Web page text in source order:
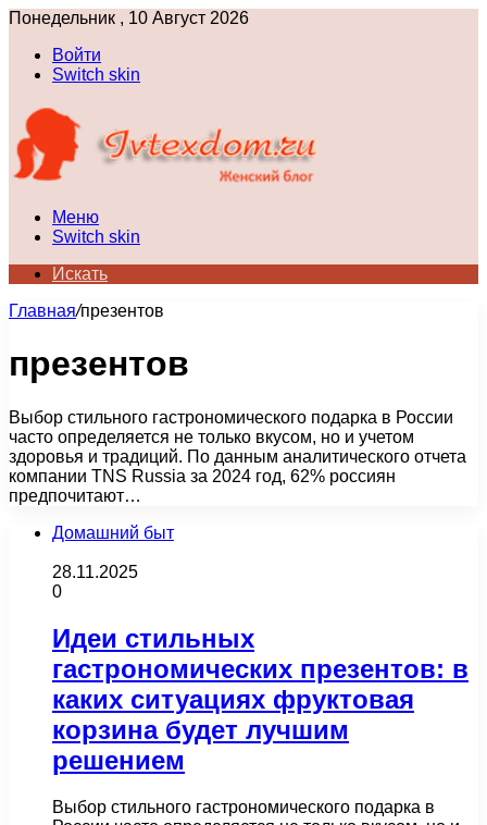
Понедельник , 10 Август 2026
Войти
Switch skin
Меню
Switch skin
Искать
Главная/презентов
презентов
Выбор стильного гастрономического подарка в России
часто определяется не только вкусом, но и учетом
здоровья и традиций. По данным аналитического отчета
компании TNS Russia за 2024 год, 62% россиян
предпочитают…
Домашний быт
28.11.2025
0
Идеи стильных
гастрономических презентов: в
каких ситуациях фруктовая
корзина будет лучшим
решением
Выбор стильного гастрономического подарка в